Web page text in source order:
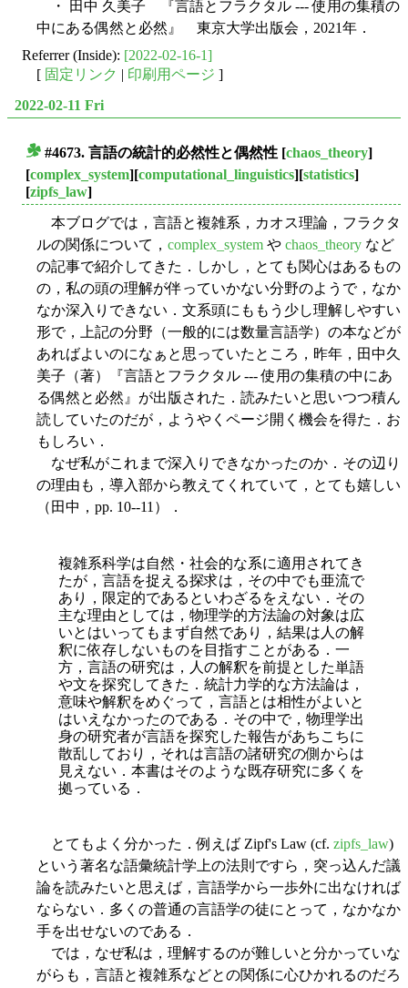
・ 田中 久美子 『言語とフラクタル --- 使用の集積の
中にある偶然と必然』 東京大学出版会，2021年．
Referrer (Inside): [2022-02-16-1]
[ 固定リンク | 印刷用ページ ]
2022-02-11 Fri
#4673. 言語の統計的必然性と偶然性 [chaos_theory]
[complex_system][computational_linguistics][statistics]
[zipfs_law]
本ブログでは，言語と複雑系，カオス理論，フラクタ
ルの関係について， complex_system や chaos_theory など
の記事で紹介してきた．しかし，とても関心はあるもの
の，私の頭の理解が伴っていかない分野のようで，なか
なか深入りできない．文系頭にももう少し理解しやすい
形で，上記の分野（一般的には数量言語学）の本などが
あればよいのになぁと思っていたところ，昨年，田中久
美子（著）『言語とフラクタル --- 使用の集積の中にあ
る偶然と必然』が出版された．読みたいと思いつつ積ん
読していたのだが，ようやくページ開く機会を得た．お
もしろい．
なぜ私がこれまで深入りできなかったのか．その辺り
の理由も，導入部から教えてくれていて，とても嬉しい
（田中，pp. 10--11）．
複雑系科学は自然・社会的な系に適用されてき
たが，言語を捉える探求は，その中でも亜流で
あり，限定的であるといわざるをえない．その
主な理由としては，物理学的方法論の対象は広
いとはいってもまず自然であり，結果は人の解
釈に依存しないものを目指すことがある．一
方，言語の研究は，人の解釈を前提とした単語
や文を探究してきた．統計力学的な方法論は，
意味や解釈をめ ぐって，言語とは相性がよいと
はいえなかったのである．その中で，物理学出
身の研究者が言語を探究した報告があちこちに
散乱しており，それは言語の諸研究の側からは
見えない．本書はそのような既存研究に多くを
拠っている．
とてもよく分かった．例えば Zipf's Law (cf. zipfs_law)
という著名な語彙統計学上の法則ですら，突っ込んだ議
論を読みたいと思えば，言語学から一歩外に出なければ
ならない．多くの普通の言語学の徒にとって，なかなか
手を出せないのである．
では，なぜ私は，理解するのが難しいと分かっていな
がらも，言語と複雑系などとの関係に心ひかれるのだろ